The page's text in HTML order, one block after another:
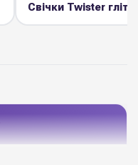
Свічки Twister